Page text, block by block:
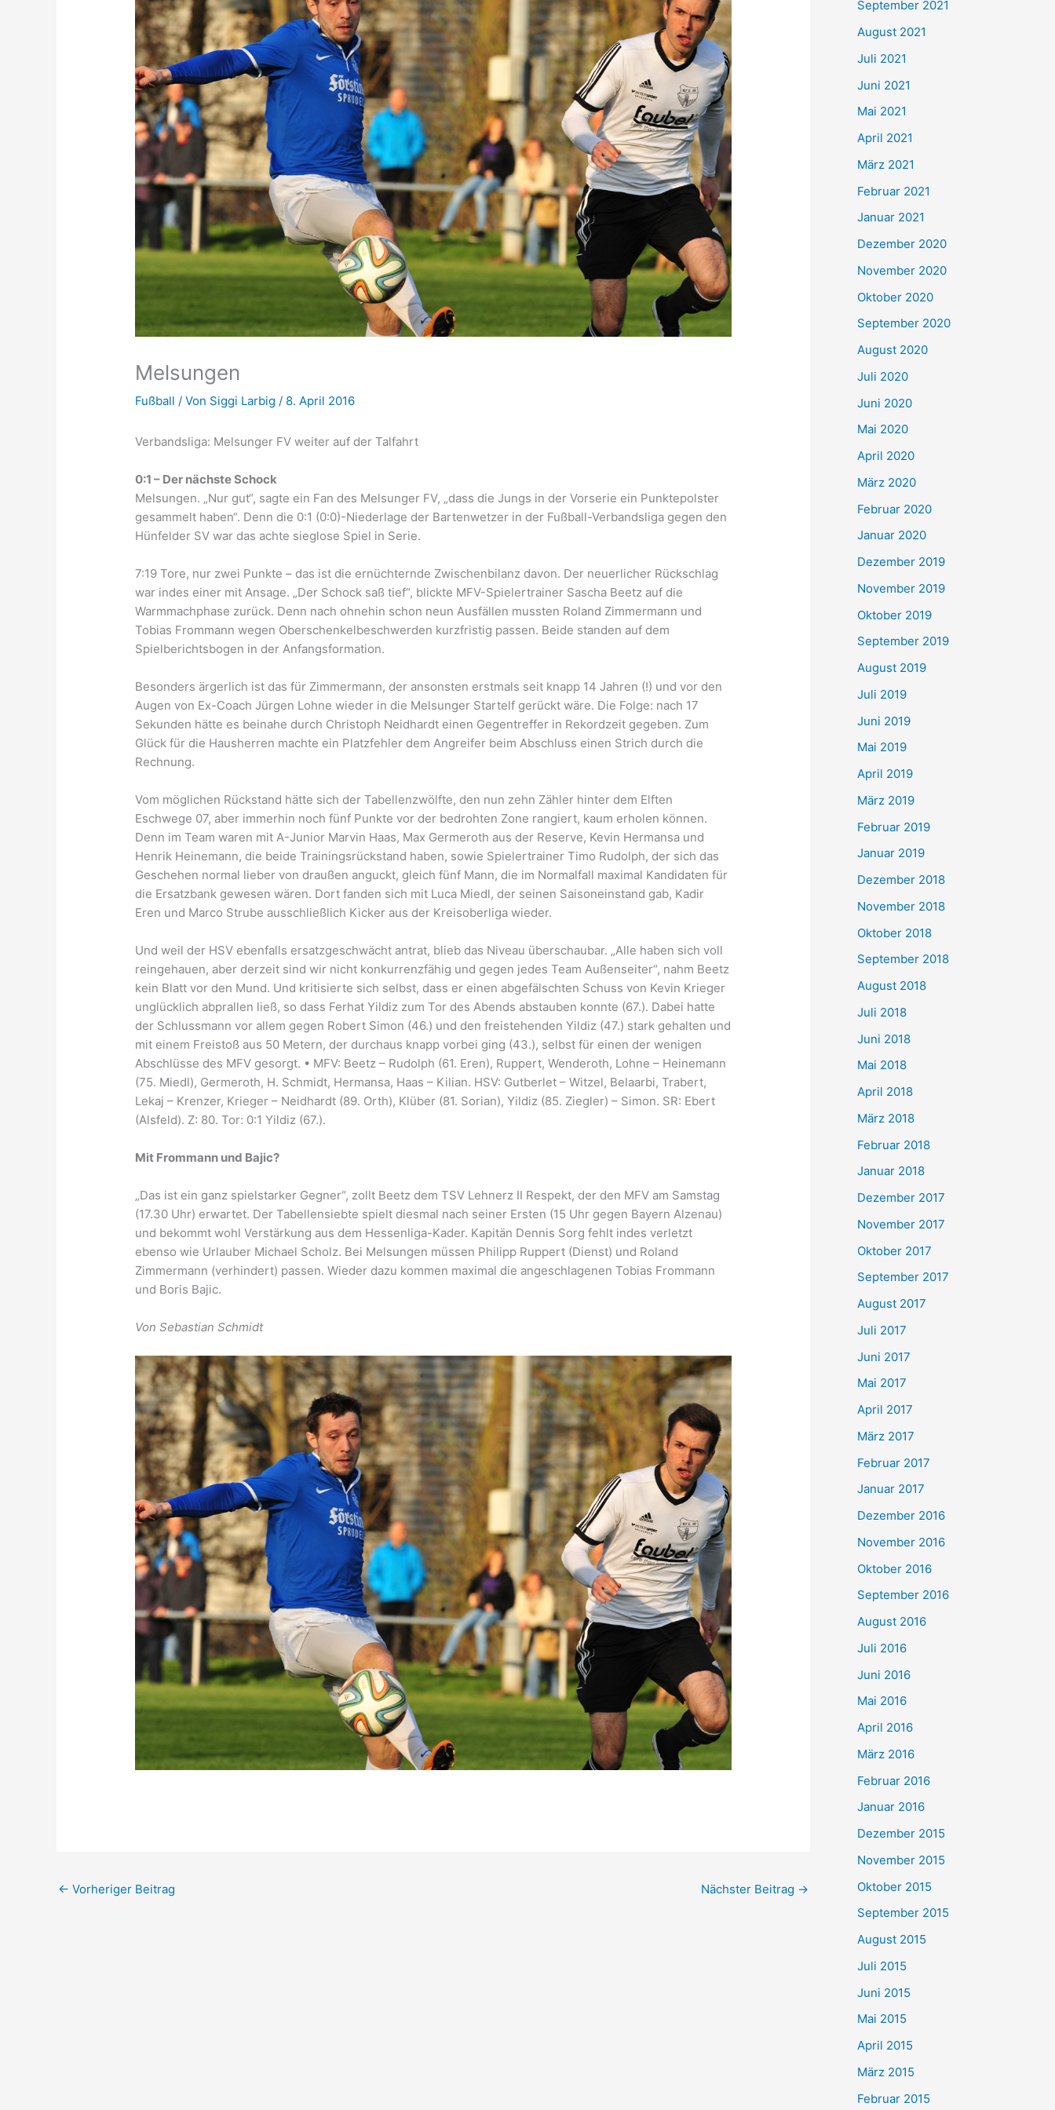
Melsungen
Fußball / Von Siggi Larbig/ 8. April 2016
Verbandsliga: Melsunger FV weiter auf der Talfahrt
0:1 – Der nächste Schock
Melsungen. „Nur gut“, sagte ein Fan des Melsunger FV, „dass die Jungs in der Vorserie ein Punktepolster
gesammelt haben“. Denn die 0:1 (0:0)-Niederlage der Bartenwetzer in der Fußball-Verbandsliga gegen den
Hünfelder SV war das achte sieglose Spiel in Serie.
7:19 Tore, nur zwei Punkte – das ist die ernüchternde Zwischenbilanz davon. Der neuerlicher Rückschlag
war indes einer mit Ansage. „Der Schock saß tief“, blickte MFV-Spielertrainer Sascha Beetz auf die
Warmmachphase zurück. Denn nach ohnehin schon neun Ausfällen mussten Roland Zimmermann und
Tobias Frommann wegen Oberschenkelbeschwerden kurzfristig passen. Beide standen auf dem
Spielberichtsbogen in der Anfangsformation.
Besonders ärgerlich ist das für Zimmermann, der ansonsten erstmals seit knapp 14 Jahren (!) und vor den
Augen von Ex-Coach Jürgen Lohne wieder in die Melsunger Startelf gerückt wäre. Die Folge: nach 17
Sekunden hätte es beinahe durch Christoph Neidhardt einen Gegentreffer in Rekordzeit gegeben. Zum
Glück für die Hausherren machte ein Platzfehler dem Angreifer beim Abschluss einen Strich durch die
Rechnung.
Vom möglichen Rückstand hätte sich der Tabellenzwölfte, den nun zehn Zähler hinter dem Elften
Eschwege 07, aber immerhin noch fünf Punkte vor der bedrohten Zone rangiert, kaum erholen können.
Denn im Team waren mit A-Junior Marvin Haas, Max Germeroth aus der Reserve, Kevin Hermansa und
Henrik Heinemann, die beide Trainingsrückstand haben, sowie Spielertrainer Timo Rudolph, der sich das
Geschehen normal lieber von draußen anguckt, gleich fünf Mann, die im Normalfall maximal Kandidaten für
die Ersatzbank gewesen wären. Dort fanden sich mit Luca Miedl, der seinen Saisoneinstand gab, Kadir
Eren und Marco Strube ausschließlich Kicker aus der Kreisoberliga wieder.
Und weil der HSV ebenfalls ersatzgeschwächt antrat, blieb das Niveau überschaubar. „Alle haben sich voll
reingehauen, aber derzeit sind wir nicht konkurrenzfähig und gegen jedes Team Außenseiter“, nahm Beetz
kein Blatt vor den Mund. Und kritisierte sich selbst, dass er einen abgefälschten Schuss von Kevin Krieger
unglücklich abprallen ließ, so dass Ferhat Yildiz zum Tor des Abends abstauben konnte (67.). Dabei hatte
der Schlussmann vor allem gegen Robert Simon (46.) und den freistehenden Yildiz (47.) stark gehalten und
mit einem Freistoß aus 50 Metern, der durchaus knapp vorbei ging (43.), selbst für einen der wenigen
Abschlüsse des MFV gesorgt. • MFV: Beetz – Rudolph (61. Eren), Ruppert, Wenderoth, Lohne – Heinemann
(75. Miedl), Germeroth, H. Schmidt, Hermansa, Haas – Kilian. HSV: Gutberlet – Witzel, Belaarbi, Trabert,
Lekaj – Krenzer, Krieger – Neidhardt (89. Orth), Klüber (81. Sorian), Yildiz (85. Ziegler) – Simon. SR: Ebert
(Alsfeld). Z: 80. Tor: 0:1 Yildiz (67.).
Mit Frommann und Bajic?
„Das ist ein ganz spielstarker Gegner“, zollt Beetz dem TSV Lehnerz II Respekt, der den MFV am Samstag
(17.30 Uhr) erwartet. Der Tabellensiebte spielt diesmal nach seiner Ersten (15 Uhr gegen Bayern Alzenau)
und bekommt wohl Verstärkung aus dem Hessenliga-Kader. Kapitän Dennis Sorg fehlt indes verletzt
ebenso wie Urlauber Michael Scholz. Bei Melsungen müssen Philipp Ruppert (Dienst) und Roland
Zimmermann (verhindert) passen. Wieder dazu kommen maximal die angeschlagenen Tobias Frommann
und Boris Bajic.
Von Sebastian Schmidt
← Vorheriger Beitrag Nächster Beitrag →
h
:
September 2021
August 2021
Juli 2021
Juni 2021
Mai 2021
April 2021
März 2021
Februar 2021
Januar 2021
Dezember 2020
November 2020
Oktober 2020
September 2020
August 2020
Juli 2020
Juni 2020
Mai 2020
April 2020
März 2020
Februar 2020
Januar 2020
Dezember 2019
November 2019
Oktober 2019
September 2019
August 2019
Juli 2019
Juni 2019
Mai 2019
April 2019
März 2019
Februar 2019
Januar 2019
Dezember 2018
November 2018
Oktober 2018
September 2018
August 2018
Juli 2018
Juni 2018
Mai 2018
April 2018
März 2018
Februar 2018
Januar 2018
Dezember 2017
November 2017
Oktober 2017
September 2017
August 2017
Juli 2017
Juni 2017
Mai 2017
April 2017
März 2017
Februar 2017
Januar 2017
Dezember 2016
November 2016
Oktober 2016
September 2016
August 2016
Juli 2016
Juni 2016
Mai 2016
April 2016
März 2016
Februar 2016
Januar 2016
Dezember 2015
November 2015
Oktober 2015
September 2015
August 2015
Juli 2015
Juni 2015
Mai 2015
April 2015
März 2015
Februar 2015